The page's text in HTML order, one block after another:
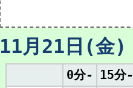
11月21日(金)
0分- 15分-